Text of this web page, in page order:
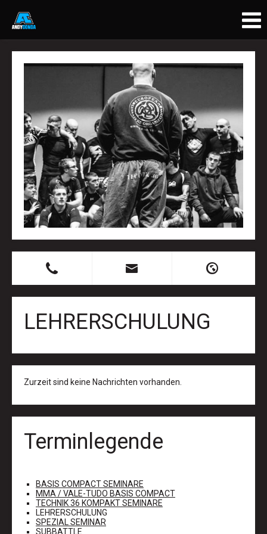
B X H
LEHRERSCHULUNG
Zurzeit sind keine Nachrichten vorhanden.
Terminlegende
BASIS COMPACT SEMINARE
MMA / VALE-TUDO BASIS COMPACT
TECHNIK 36 KOMPAKT SEMINARE
LEHRERSCHULUNG
SPEZIAL SEMINAR
SUBBATTLE